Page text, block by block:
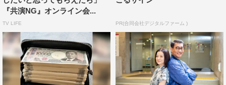
＜番組情報＞
『共演NG』
『共演NG』オンライン会...
TV LIFE PR(合同会社デジタルファーム )